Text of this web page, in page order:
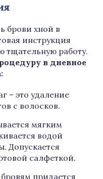
брови хной в
инструкция
тщательную работу.
в дневное
– это удаление
с волосков.
мягким
водой
Допускается
салфеткой.
придается